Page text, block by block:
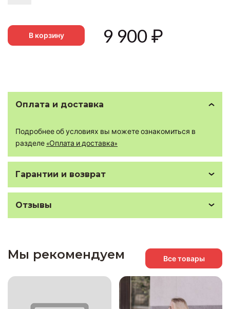
В корзину 9 900₽
Оплата и доставка
Подробнее об условиях вы можете ознакомиться в
разделе «Оплата и доставка»
Гарантии и возврат
Отзывы
Мы рекомендуем Все товары